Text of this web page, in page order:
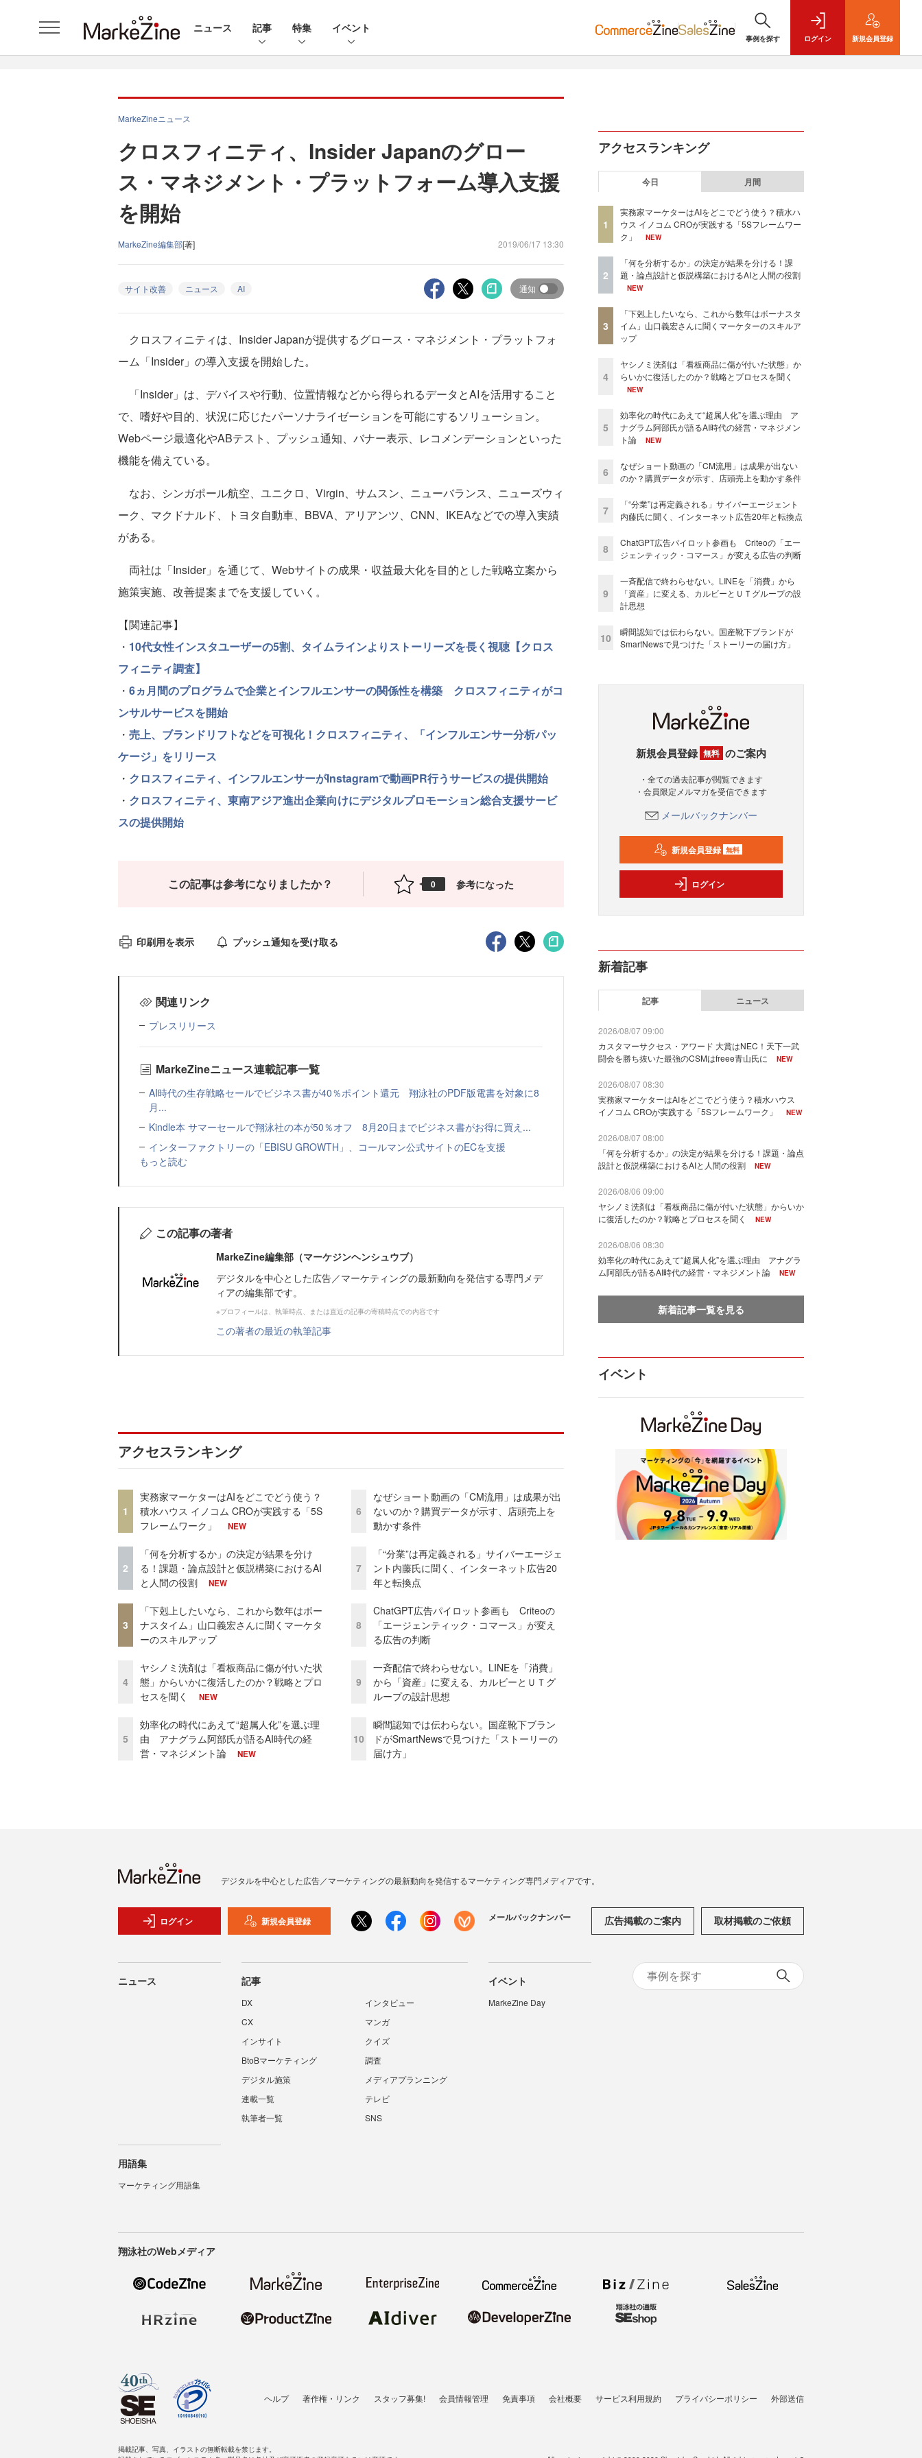
ニュース 記事 特集 イベント
事例を探す ログイン 新規会員登録
MarkeZineニュース
クロスフィニティ、Insider Japanのグロー
ス・マネジメント・プラットフォーム導入支援
を開始
MarkeZine編集部[著] 2019/06/17 13:30
サイト改善 ニュース AI 通知
クロスフィニティは、Insider Japanが提供するグロース・マネジメント・プラットフォ
ーム「Insider」の導入支援を開始した。
「Insider」は、デバイスや行動、位置情報などから得られるデータとAIを活用すること
で、嗜好や目的、状況に応じたパーソナライゼーションを可能にするソリューション。
Webページ最適化やABテスト、プッシュ通知、バナー表示、レコメンデーションといった
機能を備えている。
なお、シンガポール航空、ユニクロ、Virgin、サムスン、ニューバランス、ニューズウィ
ーク、マクドナルド、トヨタ自動車、BBVA、アリアンツ、CNN、IKEAなどでの導入実績
がある。
両社は「Insider」を通じて、Webサイトの成果・収益最大化を目的とした戦略立案から
施策実施、改善提案までを支援していく。
【関連記事】
・ 10代女性インスタユーザーの5割、タイムラインよりストーリーズを長く視聴【クロス
フィニティ調査】
・ 6ヵ月間のプログラムで企業とインフルエンサーの関係性を構築 クロスフィニティがコ
ンサルサービスを開始
・ 売上、ブランドリフトなどを可視化！クロスフィニティ、「インフルエンサー分析パッ
ケージ」をリリース
・ クロスフィニティ、インフルエンサーがInstagramで動画PR行うサービスの提供開始
・ クロスフィニティ、東南アジア進出企業向けにデジタルプロモーション総合支援サービ
スの提供開始
この記事は参考になりましたか？ 0 参考になった
印刷用を表示 プッシュ通知を受け取る
関連リンク
プレスリリース
MarkeZineニュース連載記事一覧
AI時代の生存戦略セールでビジネス書が40％ポイント還元 翔泳社のPDF版電書を対象に8
月...
Kindle本 サマーセールで翔泳社の本が50％オフ 8月20日までビジネス書がお得に買え...
インターファクトリーの「EBISU GROWTH」、コールマン公式サイトのECを支援
もっと読む
この記事の著者
MarkeZine編集部（マーケジンヘンシュウブ）
デジタルを中心とした広告／マーケティングの最新動向を発信する専門メデ
ィアの編集部です。
※プロフィールは、執筆時点、または直近の記事の寄稿時点での内容です
この著者の最近の執筆記事
アクセスランキング
1
実務家マーケターはAIをどこでどう使う？
積水ハウス イノコム CROが実践する「5S
フレームワーク」
NEW
2
「何を分析するか」の決定が結果を分け
る！課題・論点設計と仮説構築におけるAI
と人間の役割
NEW
3
「下剋上したいなら、これから数年はボー
ナスタイム」山口義宏さんに聞くマーケタ
ーのスキルアップ
4
ヤシノミ洗剤は「看板商品に傷が付いた状
態」からいかに復活したのか？戦略とプロ
セスを聞く
NEW
5
効率化の時代にあえて“超属人化”を選ぶ理
由 アナグラム阿部氏が語るAI時代の経
営・マネジメント論
NEW
6
なぜショート動画の「CM流用」は成果が出
ないのか？購買データが示す、店頭売上を
動かす条件
7
「“分業”は再定義される」サイバーエージェ
ント内藤氏に聞く、インターネット広告20
年と転換点
8
ChatGPT広告パイロット参画も Criteoの
「エージェンティック・コマース」が変え
る広告の判断
9
一斉配信で終わらせない。LINEを「消費」
から「資産」に変える、カルビーとＵＴグ
ループの設計思想
10
瞬間認知では伝わらない。国産靴下ブラン
ドがSmartNewsで見つけた「ストーリーの
届け方」
アクセスランキング
今日 月間
1
実務家マーケターはAIをどこでどう使う？積水ハ
ウス イノコム CROが実践する「5Sフレームワー
ク」
NEW
2
「何を分析するか」の決定が結果を分ける！課
題・論点設計と仮説構築におけるAIと人間の役割
NEW
3
「下剋上したいなら、これから数年はボーナスタ
イム」山口義宏さんに聞くマーケターのスキルア
ップ
4
ヤシノミ洗剤は「看板商品に傷が付いた状態」か
らいかに復活したのか？戦略とプロセスを聞く
NEW
5
効率化の時代にあえて“超属人化”を選ぶ理由 ア
ナグラム阿部氏が語るAI時代の経営・マネジメン
ト論
NEW
6
なぜショート動画の「CM流用」は成果が出ない
のか？購買データが示す、店頭売上を動かす条件
7
「“分業”は再定義される」サイバーエージェント
内藤氏に聞く、インターネット広告20年と転換点
8
ChatGPT広告パイロット参画も Criteoの「エー
ジェンティック・コマース」が変える広告の判断
9
一斉配信で終わらせない。LINEを「消費」から
「資産」に変える、カルビーとＵＴグループの設
計思想
10
瞬間認知では伝わらない。国産靴下ブランドが
SmartNewsで見つけた「ストーリーの届け方」
新規会員登録 無料 のご案内
・全ての過去記事が閲覧できます
・会員限定メルマガを受信できます
メールバックナンバー
新規会員登録 無料
ログイン
新着記事
記事 ニュース
2026/08/07 09:00
カスタマーサクセス・アワード 大賞はNEC！天下一武
闘会を勝ち抜いた最強のCSMはfreee青山氏に
NEW
2026/08/07 08:30
実務家マーケターはAIをどこでどう使う？積水ハウス
イノコム CROが実践する「5Sフレームワーク」
NEW
2026/08/07 08:00
「何を分析するか」の決定が結果を分ける！課題・論点
設計と仮説構築におけるAIと人間の役割
NEW
2026/08/06 09:00
ヤシノミ洗剤は「看板商品に傷が付いた状態」からいか
に復活したのか？戦略とプロセスを聞く
NEW
2026/08/06 08:30
効率化の時代にあえて“超属人化”を選ぶ理由 アナグラ
ム阿部氏が語るAI時代の経営・マネジメント論
NEW
新着記事一覧を見る
イベント
デジタルを中心とした広告／マーケティングの最新動向を発信するマーケティング専門メディアです。
ログイン 新規会員登録 メールバックナンバー 広告掲載のご案内 取材掲載のご依頼
ニュース 記事
DX
インタビュー
CX
マンガ
インサイト
クイズ
BtoBマーケティング
調査
デジタル施策
メディアプランニング
連載一覧
テレビ
執筆者一覧
SNS
イベント
MarkeZine Day
用語集
マーケティング用語集
翔泳社のWebメディア
ヘルプ 著作権・リンク スタッフ募集! 会員情報管理 免責事項 会社概要 サービス利用規約 プライバシーポリシー 外部送信
掲載記事、写真、イラストの無断転載を禁じます。